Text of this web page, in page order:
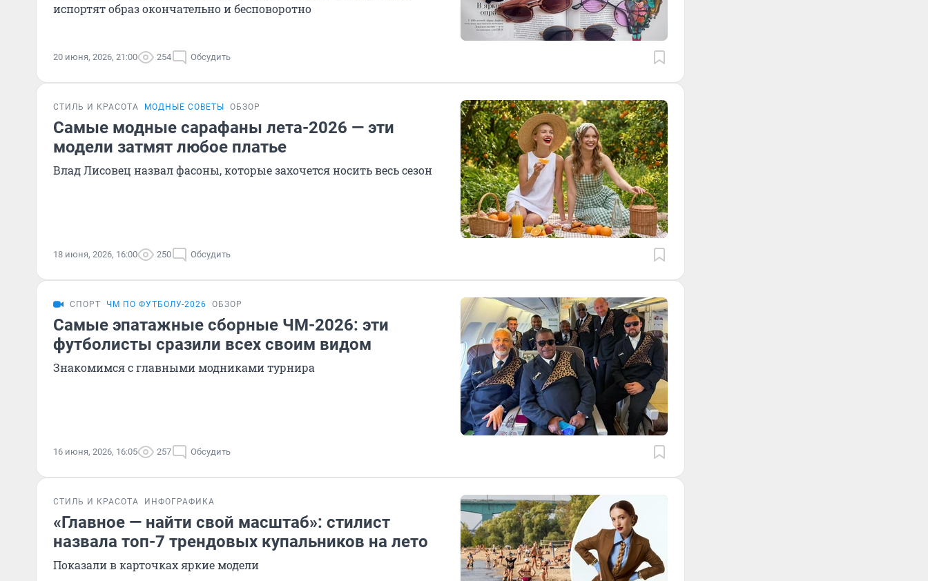
испортят образ окончательно и бесповоротно
20 июня, 2026, 21:00 254 Обсудить
СТИЛЬ И КРАСОТА МОДНЫЕ СОВЕТЫ ОБЗОР
Самые модные сарафаны лета-2026 — эти
модели затмят любое платье
Влад Лисовец назвал фасоны, которые захочется носить весь сезон
18 июня, 2026, 16:00 250 Обсудить
СПОРТ ЧМ ПО ФУТБОЛУ-2026 ОБЗОР
Самые эпатажные сборные ЧМ-2026: эти
футболисты сразили всех своим видом
Знакомимся с главными модниками турнира
16 июня, 2026, 16:05 257 Обсудить
СТИЛЬ И КРАСОТА ИНФОГРАФИКА
«Главное — найти свой масштаб»: стилист
назвала топ-7 трендовых купальников на лето
Показали в карточках яркие модели